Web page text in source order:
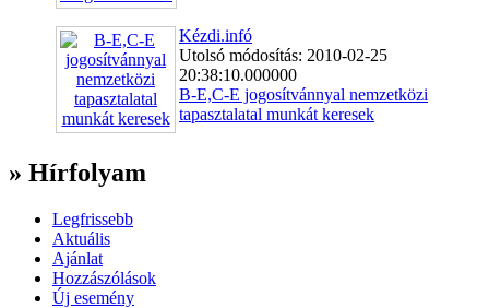
Kézdi.infó
Utolsó módosítás: 2010-02-25
20:38:10.000000
B-E,C-E jogosítvánnyal nemzetközi
tapasztalatal munkát keresek
» Hírfolyam
Legfrissebb
Aktuális
Ajánlat
Hozzászólások
Új esemény